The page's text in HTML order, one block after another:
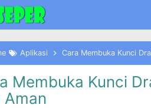
Aplikasi Cara Membuka Kunci
Membuka Kunci
Aman